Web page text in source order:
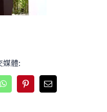
媒體:
WhatsAppPinterestEmail